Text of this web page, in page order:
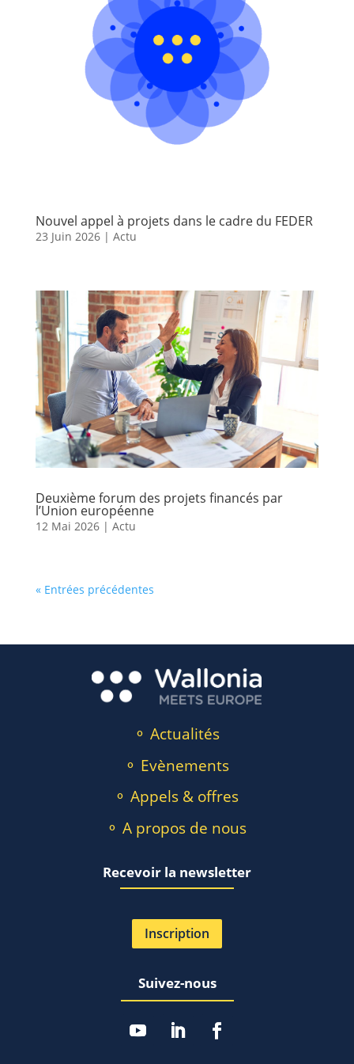
Nouvel appel à projets dans le cadre du FEDER
23 Juin 2026| Actu
Deuxième forum des projets financés par
l’Union européenne
12 Mai 2026| Actu
« Entrées précédentes
⚬ Actualités
⚬ Evènements
⚬ Appels & offres
⚬ A propos de nous
Recevoir la newsletter
Inscription
Suivez-nous